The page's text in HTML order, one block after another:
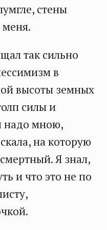
стены
меня.
так сильно
в
высоты земных
силы и
надо мною,
на которую
Я знал,
и что это не по